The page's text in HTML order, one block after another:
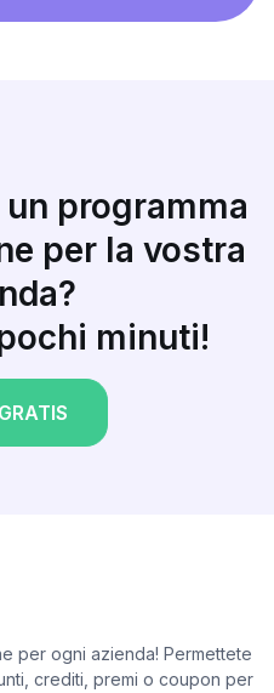
programma
per la vostra
minuti!
per ogni azienda! Permettete
crediti, premi o coupon per